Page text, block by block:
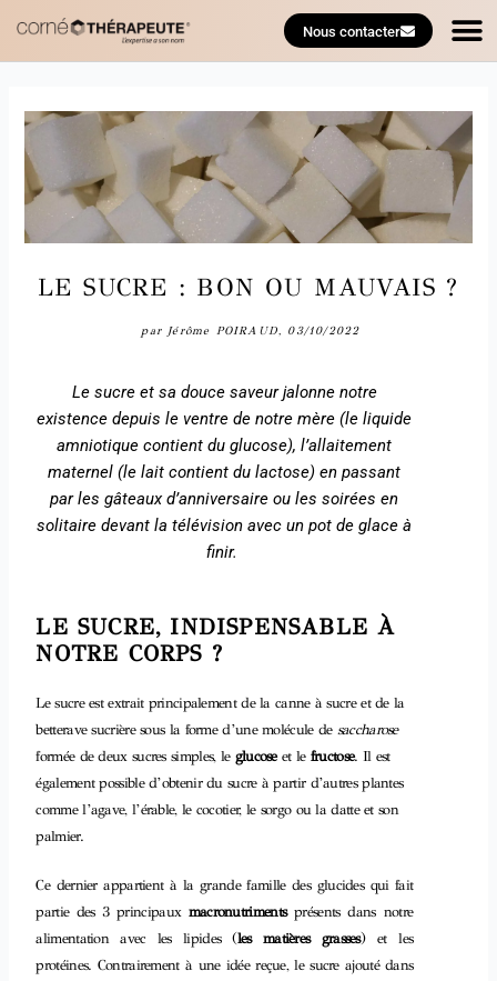
contenu
Nous contacter
LE SUCRE : BON OU MAUVAIS ?
par Jérôme POIRAUD, 03/10/2022
Le sucre et sa douce saveur jalonne notre
existence depuis le ventre de notre mère (le liquide
amniotique contient du glucose), l’allaitement
maternel (le lait contient du lactose) en passant
par les gâteaux d’anniversaire ou les soirées en
solitaire devant la télévision avec un pot de glace à
finir.
LE SUCRE, INDISPENSABLE À
NOTRE CORPS ?
Le sucre est extrait principalement de la canne à sucre et de la
betterave sucrière sous la forme d’une molécule de saccharose
formée de deux sucres simples, le glucoseet le fructose. Il est
également possible d’obtenir du sucre à partir d’autres plantes
comme l’agave, l’érable, le cocotier, le sorgo ou la datte et son
palmier.
Ce dernier appartient à la grande famille des glucides qui fait
partie des 3 principaux macronutrimentsprésents dans notre
alimentation avec les lipides (les matières grasses) et les
protéines. Contrairement à une idée reçue, le sucre ajouté dans
des
articles